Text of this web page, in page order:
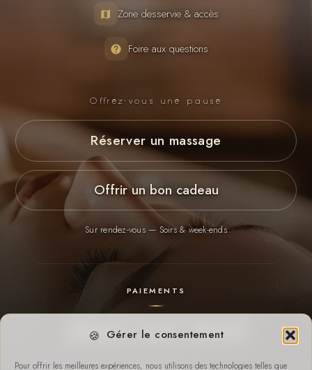
Gérer le consentement
Pour offrir les meilleures expériences, nous utilisons des technologies telles que
Zone desservie & accès
Foire aux questions
Offrez-vous une pause
Réserver un massage
Offrir un bon cadeau
Sur rendez-vous — Soirs & week-ends
PAIEMENTS
Payconiq Cash Virement